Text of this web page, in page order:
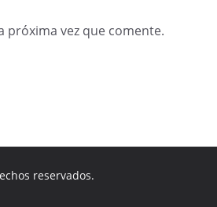
próxima vez que comente.
reservados.